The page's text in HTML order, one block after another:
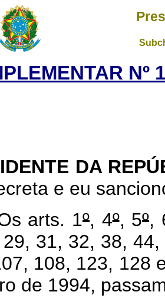
Nº
DA
e eu
arts. 1º, 4º, 5º,
31, 32, 38,
108, 123, 128
de 1994,